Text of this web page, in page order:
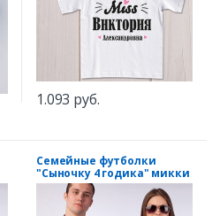
1.093 руб.
Семейные футболки
"Сыночку 4 годика" микки